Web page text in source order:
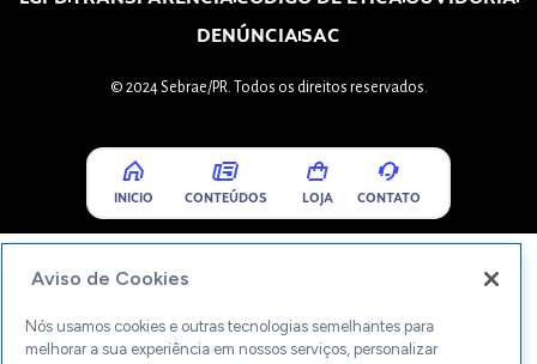
DENÚNCIASAC
© 2024 Sebrae/PR. Todos os direitos reservados.
INICIO CONTEÚDOS LOJA CONTATO
Aviso de Cookies
Nós usamos cookies e outras tecnologias semelhantes para
melhorar a sua experiência em nossos serviços, personalizar